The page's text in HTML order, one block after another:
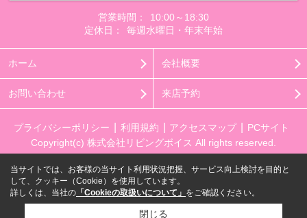
営業時間：
10:00～18:30
定休日：
毎週水曜日・年末年始
ホーム 会社概要
お問い合わせ 来店予約
プライバシーポリシー 利用規約 アクセスマップ
PCサイト
Copyright(c) 株式会社リビングボイス All rights reserved.
当サイトでは、お客様の当サイト利用状況把握、サービス向上検討を目的と
して、クッキー（Cookie）を使用しています。
詳しくは、当社の 「Cookieの取扱いについて」 をご確認ください。
閉じる